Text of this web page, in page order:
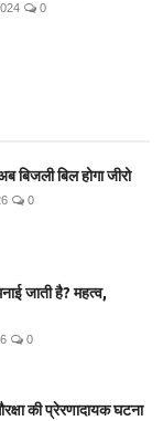
0
बिल होगा जीरो
0
जाती है? महत्व,
0
की प्रेरणादायक घटना